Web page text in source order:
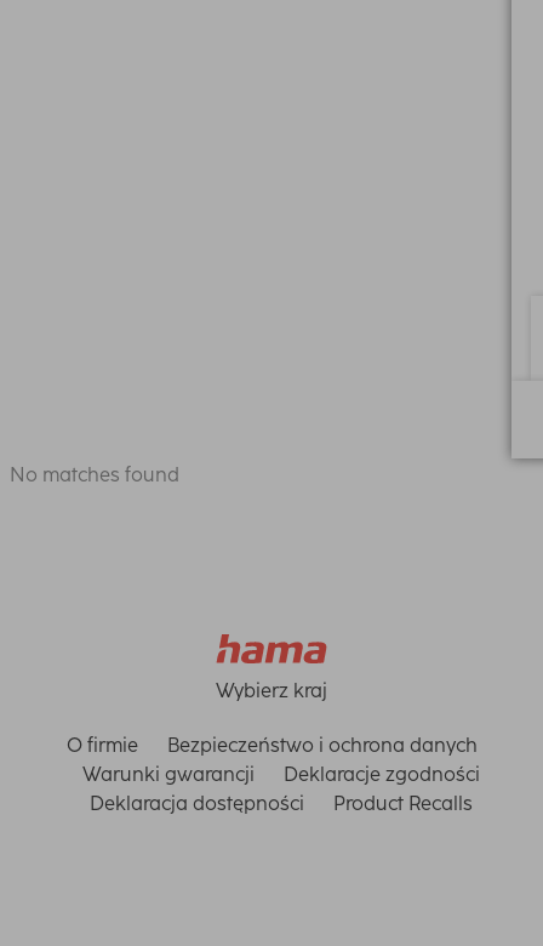
No matches found
Wybierz kraj
O firmie
Bezpieczeństwo i ochrona danych
Warunki gwarancji
Deklaracje zgodności
Deklaracja dostępności
Product Recalls